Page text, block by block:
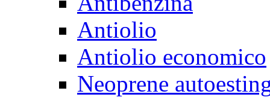
Antiolio
Antiolio economico
Neoprene